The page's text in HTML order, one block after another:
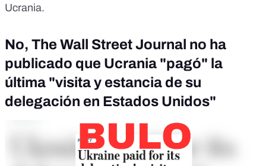
Ucrania.
No, The Wall Street Journal no ha
publicado que Ucrania "pagó" la
última "visita y estancia de su
delegación en Estados Unidos"